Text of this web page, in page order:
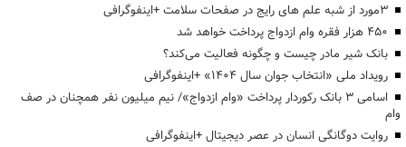
3مورد از شبه علم های رایج در صفحات سلامت +اینفوگرافی
۴۵۰ هزار فقره وام ازدواج پرداخت خواهد شد
بانک شیر مادر چیست و چگونه فعالیت می‌کند؟
رویداد ملی «انتخاب جوان سال ۱۴۰۴» +اینفوگرافی
اسامی ۳ بانک رکوردار پرداخت «وام ازدواج»/ نیم میلیون نفر همچنان در صف
وام
روایت دوگانگی انسان در عصر دیجیتال +اینفوگرافی